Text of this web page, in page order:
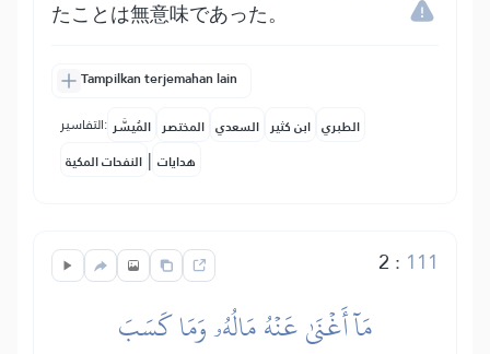
たことは無意味であった。
Tampilkan terjemahan lain
التفاسير: المُيسَّر المختصر السعدي ابن كثير الطبري
النفحات المكية | هدايات
2 : 111
مَآ أَغۡنَىٰ عَنۡهُ مَالُهُۥ وَمَا كَسَبَ